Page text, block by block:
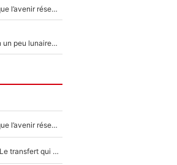
Tour de France - Échec sur échec, voilà ce que l’avenir réserve à Paul Seixas : «Tant qu’il y aura un Pogacar comme celui-là...»
Transfert de Bradley Barcola : La «discussion un peu lunaire» qui l'a convaincu de quitter le PSG, son entourage est pointé du doigt
Tour de France - Échec sur échec, voilà ce que l’avenir réserve à Paul Seixas : «Tant qu’il y aura un Pogacar comme celui-là...»
Paul Seixas chez UAE avec Tadej Pogacar : Le transfert qui effraie le peloton, «c’est la pire des choses qui puisse arriver»